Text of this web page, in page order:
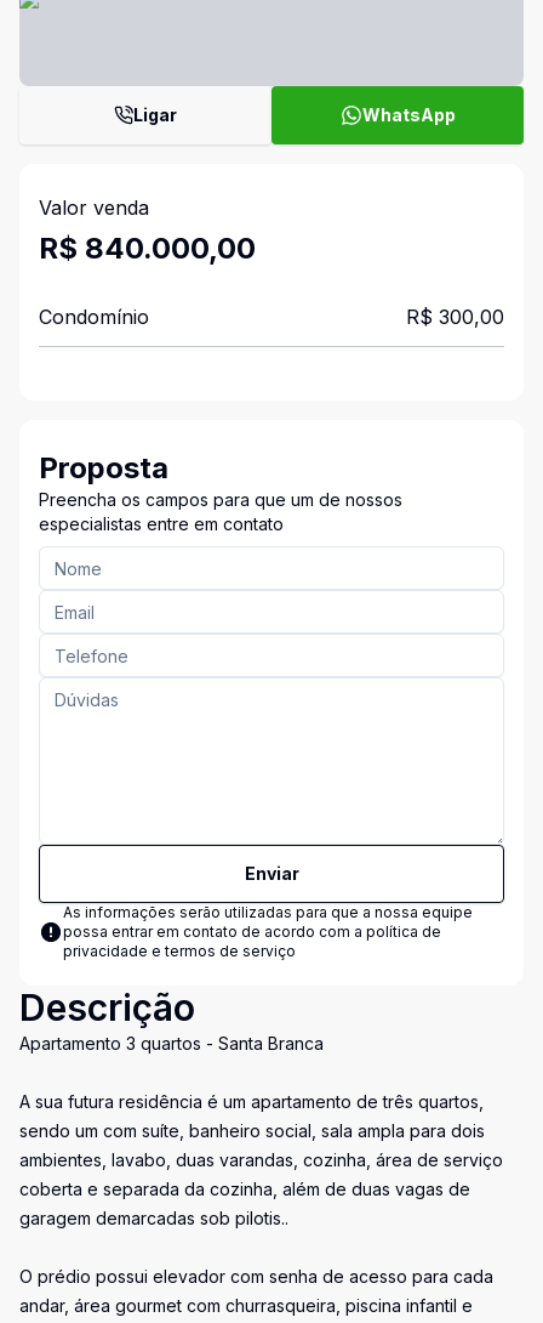
Ligar WhatsApp
Valor venda
R$ 840.000,00
Condomínio R$ 300,00
Proposta
Preencha os campos para que um de nossos
especialistas entre em contato
Enviar
As informações serão utilizadas para que a nossa equipe
possa entrar em contato de acordo com a política de
privacidade e termos de serviço
Descrição
Apartamento 3 quartos - Santa Branca
A sua futura residência é um apartamento de três quartos,
sendo um com suíte, banheiro social, sala ampla para dois
ambientes, lavabo, duas varandas, cozinha, área de serviço
coberta e separada da cozinha, além de duas vagas de
garagem demarcadas sob pilotis..
O prédio possui elevador com senha de acesso para cada
andar, área gourmet com churrasqueira, piscina infantil e